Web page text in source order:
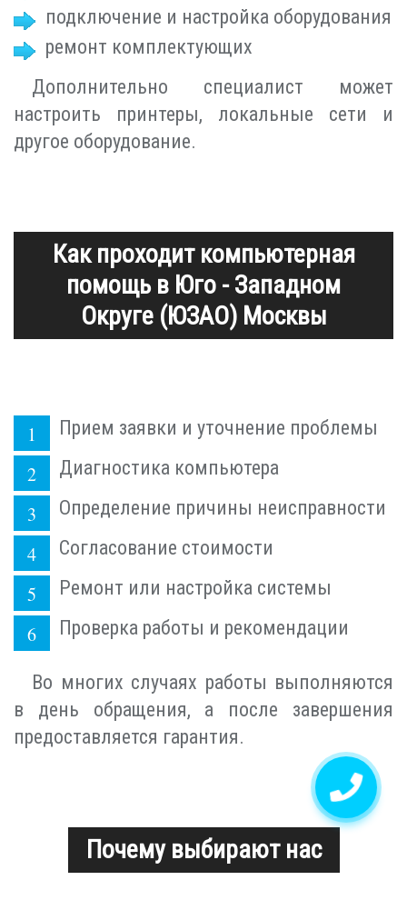
подключение и настройка оборудования
ремонт комплектующих
Дополнительно специалист может
настроить принтеры, локальные сети и
другое оборудование.
Как проходит компьютерная
помощь в Юго - Западном
Округе (ЮЗАО) Москвы
Прием заявки и уточнение проблемы
Диагностика компьютера
Определение причины неисправности
Согласование стоимости
Ремонт или настройка системы
Проверка работы и рекомендации
Во многих случаях работы выполняются
в день обращения, а после завершения
предоставляется гарантия.
Почему выбирают нас